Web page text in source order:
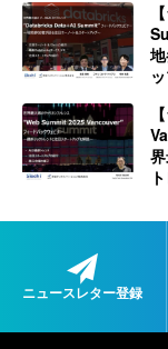
ニュースレター登録